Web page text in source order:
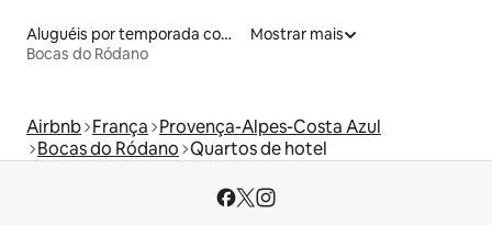
Aluguéis por temporada com caiaque
Bocas do Ródano
Mostrar mais
Airbnb França Provença-Alpes-Costa Azul
Bocas do Ródano Quartos de hotel